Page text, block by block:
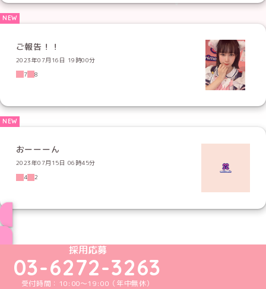
ご報告！！
2023年07月16日 19時00分
7
8
おーーーん
2023年07月15日 06時45分
4
2
めいどりーみんTikTok公式アカウント
めいどりーみんX公式アカウント
めいどりーみんInstagram公式アカウント
めいどりーみんFacebook公式アカウン
めいどりーみんYouTube公式アカ
採用応募
03-6272-3263
受付時間：10:00～19:00（年中無休）